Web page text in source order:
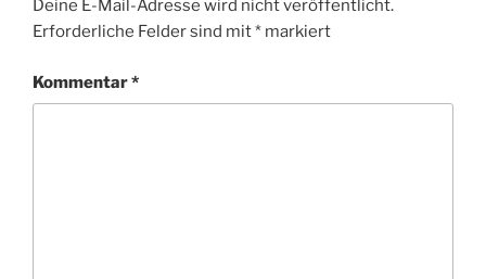
Deine E-Mail-Adresse wird nicht veröffentlicht.
Erforderliche Felder sind mit* markiert
Kommentar*